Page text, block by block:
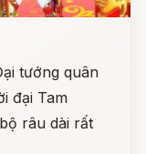
tướng quân
đại Tam
râu dài rất